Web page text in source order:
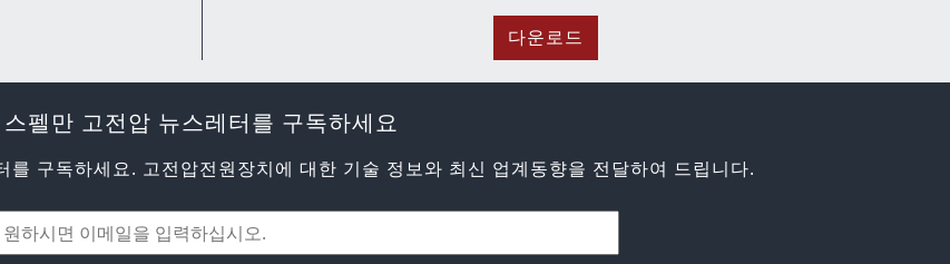
다운로드
스펠만 고전압 뉴스레터를 구독하세요
구독하세요. 고전압전원장치에 대한 기술 정보와 최신 업계동향을 전달하여 드립니다.